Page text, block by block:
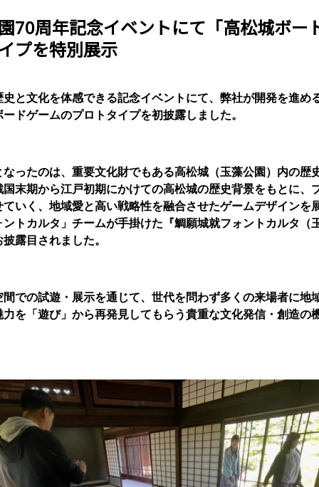
70周年記念イベントにて「高松城ボー
プを特別展示
と文化を体感できる記念イベントにて、弊社が開発を進め
ドゲームのプロトタイプを初披露しました。
ったのは、重要文化財でもある高松城（玉藻公園）内の歴
末期から江戸初期にかけての高松城の歴史背景をもとに、
いく、地域愛と高い戦略性を融合させたゲームデザインを
トカルタ」チームが手掛けた『鯛願城就フォントカルタ（
露目されました。
での試遊・展示を通じて、世代を問わず多くの来場者に地
を「遊び」から再発見してもらう貴重な文化発信・創造の